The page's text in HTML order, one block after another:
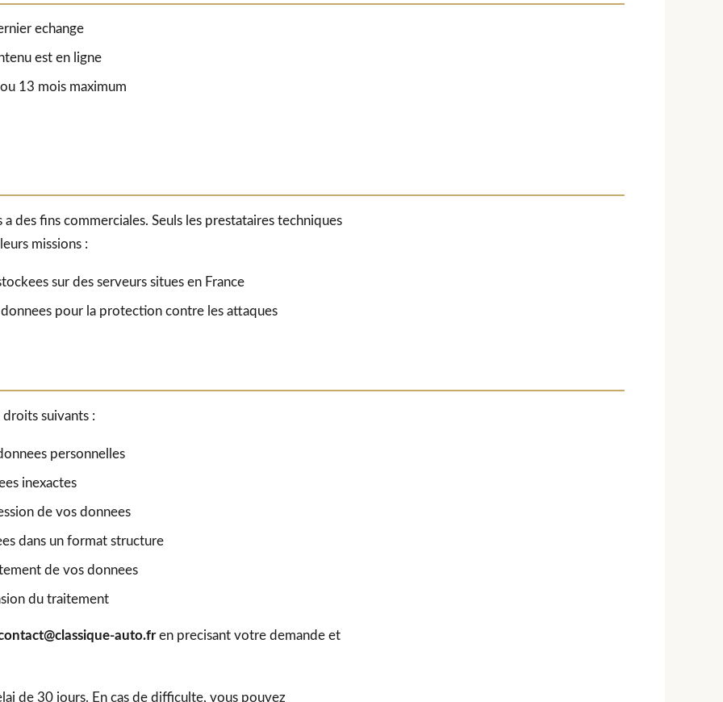
echange
est en ligne
13 mois maximum
des fins commerciales. Seuls les prestataires techniques
missions :
sur des serveurs situes en France
pour la protection contre les attaques
suivants :
personnelles
inexactes
de vos donnees
dans un format structure
de vos donnees
du traitement
auto.fren precisant votre demande et
de 30 jours. En cas de difficulte, vous pouvez